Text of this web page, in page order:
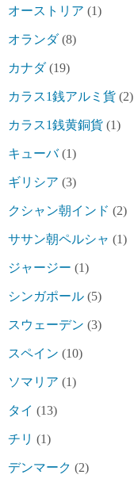
オーストリア (1)
オランダ(8)
カナダ(19)
カラス1銭アルミ貨 (2)
カラス1銭黄銅貨 (1)
キューバ(1)
ギリシア (3)
クシャン朝インド (2)
ササン朝ペルシャ (1)
ジャージー (1)
シンガポール (5)
スウェーデン (3)
スペイン (10)
ソマリア (1)
タイ (13)
チリ (1)
デンマーク (2)